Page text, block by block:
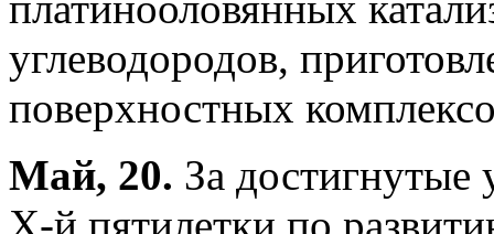
углеводородов,
поверхностных
Май, 20. За достигнутые
X-й пятилетки по